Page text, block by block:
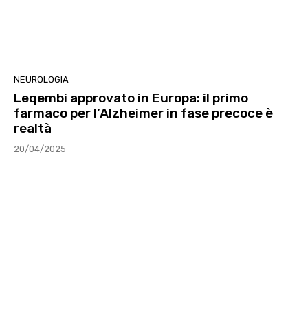
NEUROLOGIA
Leqembi approvato in Europa: il primo
farmaco per l’Alzheimer in fase precoce è
realtà
20/04/2025